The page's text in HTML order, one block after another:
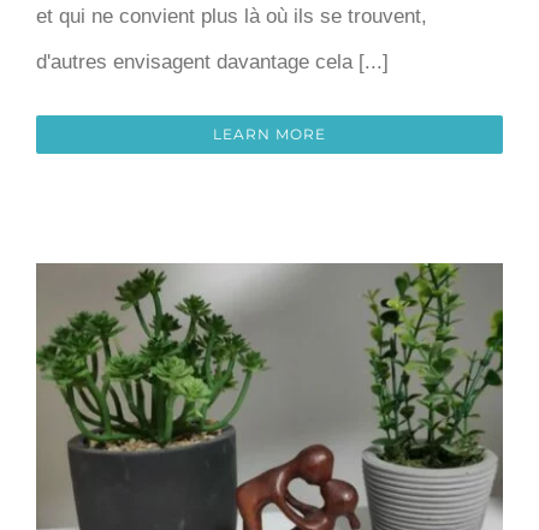
et qui ne convient plus là où ils se trouvent,
d'autres envisagent davantage cela [...]
LEARN MORE